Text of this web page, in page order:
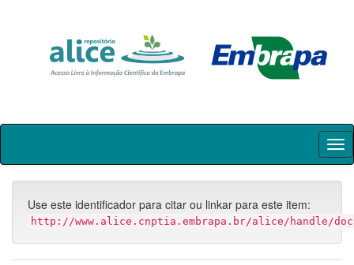
Skip
Use este identificador para citar ou linkar para este item:
http://www.alice.cnptia.embrapa.br/alice/handle/